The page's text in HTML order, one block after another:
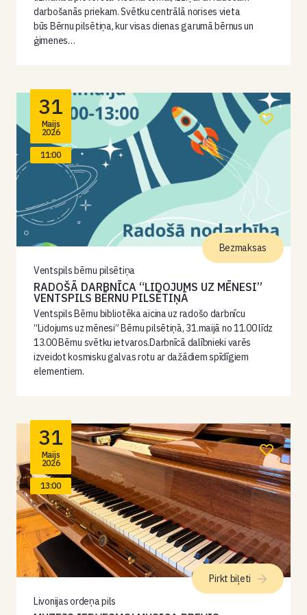
darbošanās priekam. Svētku centrālā norises vieta
būs Bērnu pilsētiņa, kur visas dienas garumā bērnus un
ģimenes…
31
Maijs
2026
11:00
Ventspils bērnu pilsētiņa
RADOŠĀ DARBNĪCA “LIDOJUMS UZ MĒNESI”
VENTSPILS BĒRNU PILSĒTIŅĀ
Ventspils Bērnu bibliotēka aicina uz radošo darbnīcu
“Lidojums uz mēnesi” Bērnu pilsētiņā, 31.maijā no 11.00 līdz
13.00 Bērnu svētku ietvaros.Darbnīcā dalībnieki varēs
izveidot kosmisku galvas rotu ar dažādiem spīdīgiem
elementiem.
Bezmaksas
31
Maijs
2026
13:00
Livonijas ordeņa pils
Pirkt biļeti